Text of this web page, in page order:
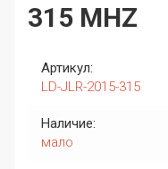
315 MHZ
Артикул:
LD-JLR-2015-315
Наличие:
мало